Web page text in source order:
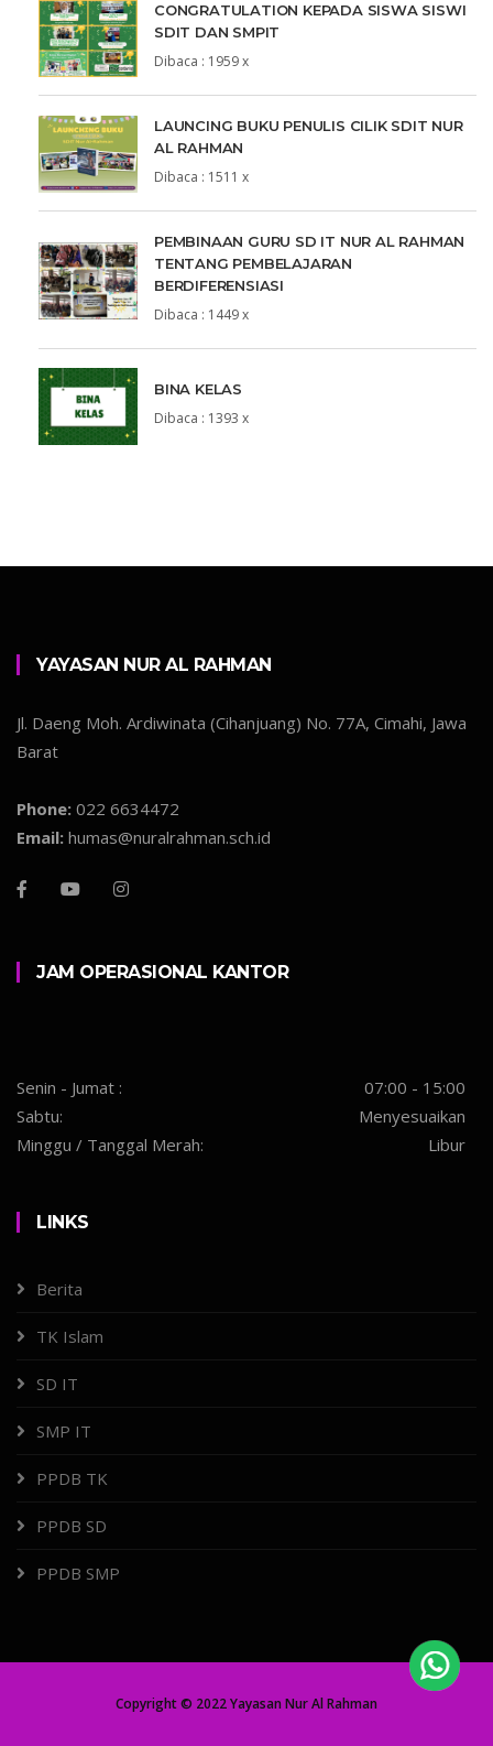
CONGRATULATION KEPADA SISWA SISWI
SDIT DAN SMPIT
Dibaca : 1959 x
LAUNCING BUKU PENULIS CILIK SDIT NUR
AL RAHMAN
Dibaca : 1511 x
PEMBINAAN GURU SD IT NUR AL RAHMAN
TENTANG PEMBELAJARAN
BERDIFERENSIASI
Dibaca : 1449 x
BINA KELAS
Dibaca : 1393 x
YAYASAN NUR AL RAHMAN
Jl. Daeng Moh. Ardiwinata (Cihanjuang) No. 77A, Cimahi, Jawa
Barat
Phone: 022 6634472
Email: humas@nuralrahman.sch.id
JAM OPERASIONAL KANTOR
Senin - Jumat :
07:00 - 15:00
Sabtu:
Menyesuaikan
Minggu / Tanggal Merah:
Libur
LINKS
Berita
TK Islam
SD IT
SMP IT
PPDB TK
PPDB SD
PPDB SMP
Copyright © 2022 Yayasan Nur Al Rahman